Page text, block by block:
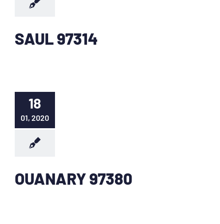
SAUL 97314
18
01, 2020
OUANARY 97380